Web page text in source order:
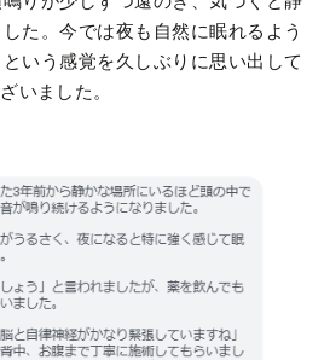
た。今では夜も自然に眠れるよう
いう感覚を久しぶりに思い出して
いました。